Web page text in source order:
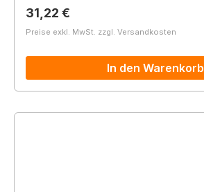
Regulärer Preis:
31,22 €
Preise exkl. MwSt. zzgl. Versandkosten
In den Warenkorb